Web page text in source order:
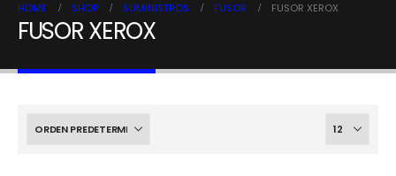
HOME SHOP SUMINISTROS FUSOR FUSOR XEROX
FUSOR XEROX